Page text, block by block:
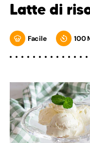
Latte di
Facile 100